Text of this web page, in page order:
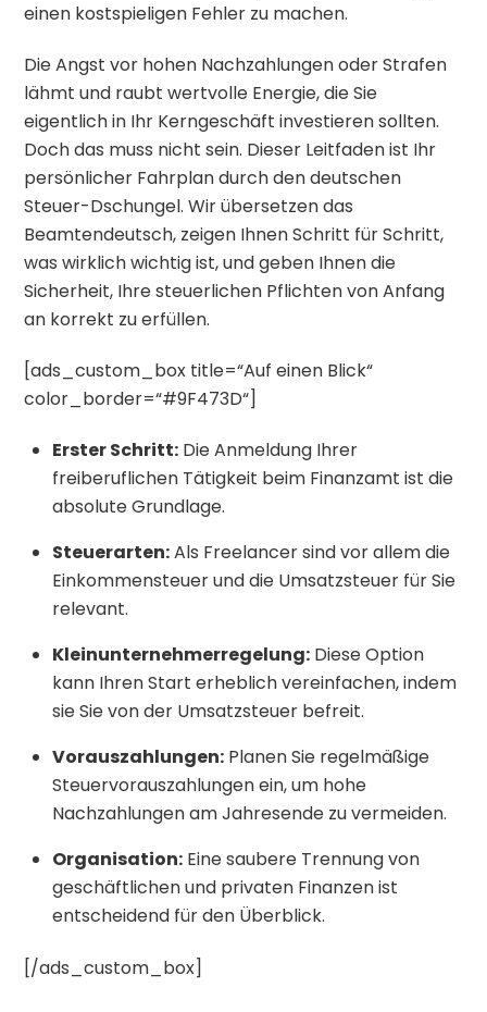
einen kostspieligen Fehler zu machen.
Die Angst vor hohen Nachzahlungen oder Strafen
lähmt und raubt wertvolle Energie, die Sie
eigentlich in Ihr Kerngeschäft investieren sollten.
Doch das muss nicht sein. Dieser Leitfaden ist Ihr
persönlicher Fahrplan durch den deutschen
Steuer-Dschungel. Wir übersetzen das
Beamtendeutsch, zeigen Ihnen Schritt für Schritt,
was wirklich wichtig ist, und geben Ihnen die
Sicherheit, Ihre steuerlichen Pflichten von Anfang
an korrekt zu erfüllen.
[ads_custom_box title=“Auf einen Blick“
color_border=“#9F473D“]
Erster Schritt: Die Anmeldung Ihrer
freiberuflichen Tätigkeit beim Finanzamt ist die
absolute Grundlage.
Steuerarten:Als Freelancer sind vor allem die
Einkommensteuer und die Umsatzsteuer für Sie
relevant.
Kleinunternehmerregelung: Diese Option
kann Ihren Start erheblich vereinfachen, indem
sie Sie von der Umsatzsteuer befreit.
Vorauszahlungen: Planen Sie regelmäßige
Steuervorauszahlungen ein, um hohe
Nachzahlungen am Jahresende zu vermeiden.
Organisation: Eine saubere Trennung von
geschäftlichen und privaten Finanzen ist
entscheidend für den Überblick.
[/ads_custom_box]